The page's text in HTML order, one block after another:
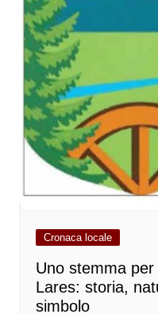
Cronaca locale
Uno stemma
Lares: storia,
simbolo